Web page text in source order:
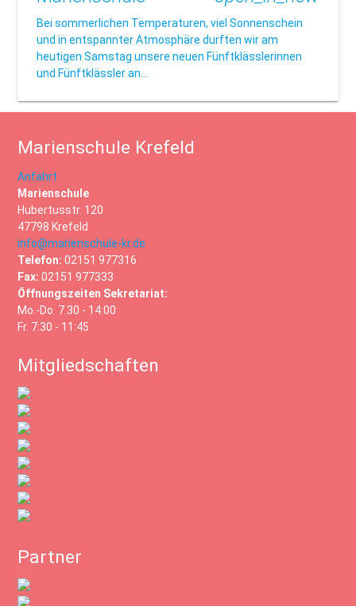
Bei sommerlichen Temperaturen, viel Sonnenschein
und in entspannter Atmosphäre durften wir am
heutigen Samstag unsere neuen Fünftklässlerinnen
und Fünftklässler an…
Marienschule Krefeld
Anfahrt
Marienschule
Hubertusstr. 120
47798 Krefeld
info@marienschule-kr.de
Telefon: 02151 977316
Fax: 02151 977333
Öffnungszeiten Sekretariat:
Mo.-Do. 7.30 - 14:00
Fr. 7:30 - 11:45
Mitgliedschaften
Partner